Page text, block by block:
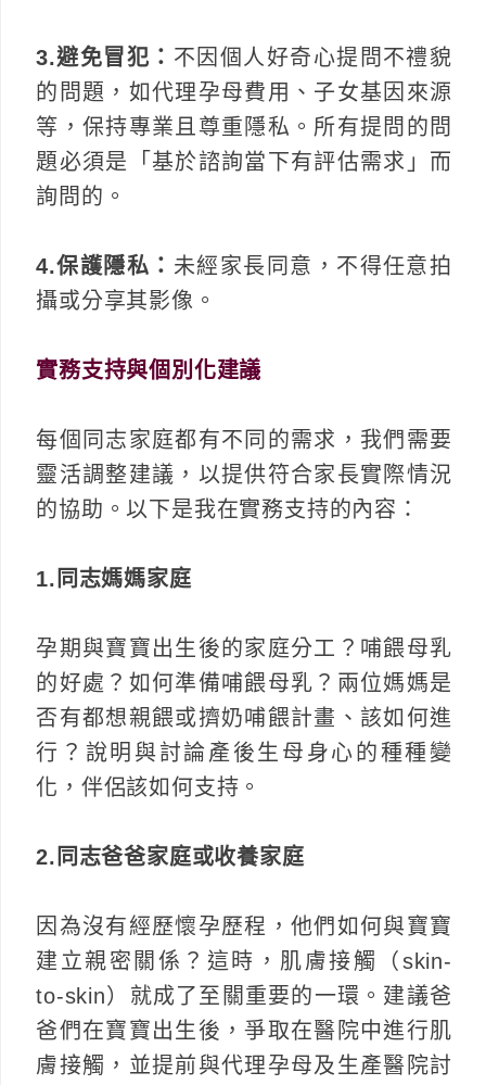
3.避免冒犯： 不因個人好奇心提問不禮貌
的問題，如代理孕母費用、子女基因來源
等，保持專業且尊重隱私。所有提問的問
題必須是「基於諮詢當下有評估需求」而
詢問的。
4.保護隱私： 未經家長同意，不得任意拍
攝或分享其影像。
實務支持與個別化建議
每個同志家庭都有不同的需求，我們需要
靈活調整建議，以提供符合家長實際情況
的協助。以下是我在實務支持的內容：
1.同志媽媽家庭
孕期與寶寶出生後的家庭分工？哺餵母乳
的好處？如何準備哺餵母乳？兩位媽媽是
否有都想親餵或擠奶哺餵計畫、該如何進
行？說明與討論產後生母身心的種種變
化，伴侶該如何支持。
2.同志爸爸家庭或收養家庭
因為沒有經歷懷孕歷程，他們如何與寶寶
建立親密關係？這時，肌膚接觸（skin-
to-skin）就成了至關重要的一環。建議爸
爸們在寶寶出生後，爭取在醫院中進行肌
膚接觸，並提前與代理孕母及生產醫院討